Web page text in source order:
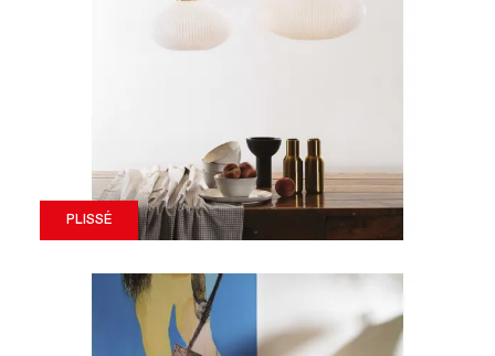
PLISSÉ